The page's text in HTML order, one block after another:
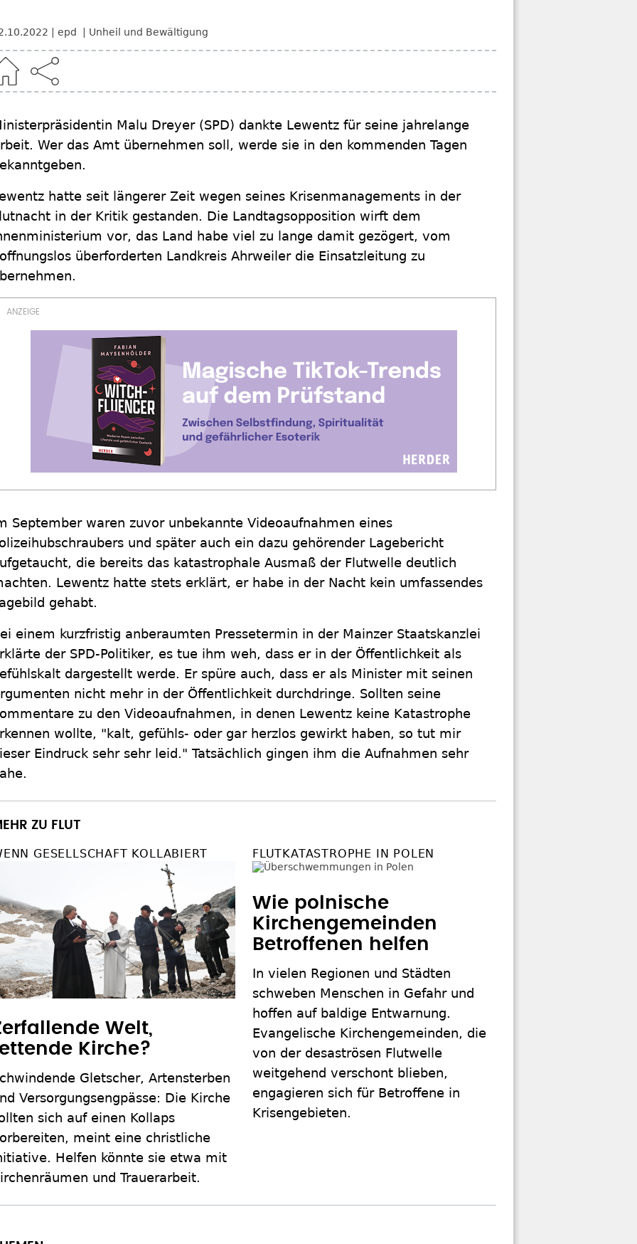
epd Unheil und Bewältigung
Malu Dreyer (SPD) dankte Lewentz für seine jahrelange
Wer das Amt übernehmen soll, werde sie in den kommenden Tagen
hatte seit längerer Zeit wegen seines Krisenmanagements in der
in der Kritik gestanden. Die Landtagsopposition wirft dem
vor, das Land habe viel zu lange damit gezögert, vom
überforderten Landkreis Ahrweiler die Einsatzleitung zu
September waren zuvor unbekannte Videoaufnahmen eines
und später auch ein dazu gehörender Lagebericht
die bereits das katastrophale Ausmaß der Flutwelle deutlich
Lewentz hatte stets erklärt, er habe in der Nacht kein umfassendes
gehabt.
einem kurzfristig anberaumten Pressetermin in der Mainzer Staatskanzlei
der SPD-Politiker, es tue ihm weh, dass er in der Öffentlichkeit als
dargestellt werde. Er spüre auch, dass er als Minister mit seinen
nicht mehr in der Öffentlichkeit durchdringe. Sollten seine
zu den Videoaufnahmen, in denen Lewentz keine Katastrophe
wollte, "kalt, gefühls- oder gar herzlos gewirkt haben, so tut mir
Eindruck sehr sehr leid." Tatsächlich gingen ihm die Aufnahmen sehr
ZU FLUT
GESELLSCHAFT KOLLABIERT
Welt,
Kirche?
Gletscher, Artensterben
Versorgungsengpässe: Die Kirche
sich auf einen Kollaps
meint eine christliche
Helfen könnte sie etwa mit
und Trauerarbeit.
FLUTKATASTROPHE IN POLEN
Wie polnische
Kirchengemeinden
Betroffenen helfen
In vielen Regionen und Städten
schweben Menschen in Gefahr und
hoffen auf baldige Entwarnung.
Evangelische Kirchengemeinden, die
von der desaströsen Flutwelle
weitgehend verschont blieben,
engagieren sich für Betroffene in
Krisengebieten.